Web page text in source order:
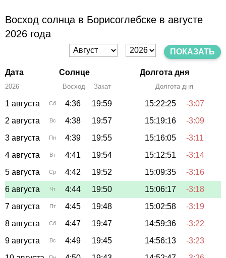
Восход солнца в Борисоглебске в августе
2026 года
ПОКАЗАТЬ
Дата Солнце Долгота дня
2026 Восход Закат Долгота дня
1 августа Сб 4:36 19:59 15:22:25
-3:07
2 августа
Вс 4:38 19:57 15:19:16
-3:09
3 августа
Пн 4:39 19:55 15:16:05
-3:11
4 августа
Вт 4:41 19:54 15:12:51
-3:14
5 августа
Ср 4:42 19:52 15:09:35
-3:16
6 августа
Чт 4:44 19:50 15:06:17
-3:18
7 августа
Пт 4:45 19:48 15:02:58
-3:19
8 августа
Сб 4:47 19:47 14:59:36
-3:22
9 августа
Вс 4:49 19:45 14:56:13
-3:23